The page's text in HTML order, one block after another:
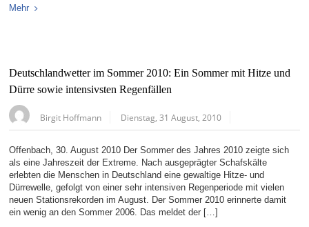
Mehr
Deutschlandwetter im Sommer 2010: Ein Sommer mit Hitze und
Dürre sowie intensivsten Regenfällen
Birgit Hoffmann Dienstag, 31 August, 2010
Offenbach, 30. August 2010 Der Sommer des Jahres 2010 zeigte sich
als eine Jahreszeit der Extreme. Nach ausgeprägter Schafskälte
erlebten die Menschen in Deutschland eine gewaltige Hitze- und
Dürrewelle, gefolgt von einer sehr intensiven Regenperiode mit vielen
neuen Stationsrekorden im August. Der Sommer 2010 erinnerte damit
ein wenig an den Sommer 2006. Das meldet der […]